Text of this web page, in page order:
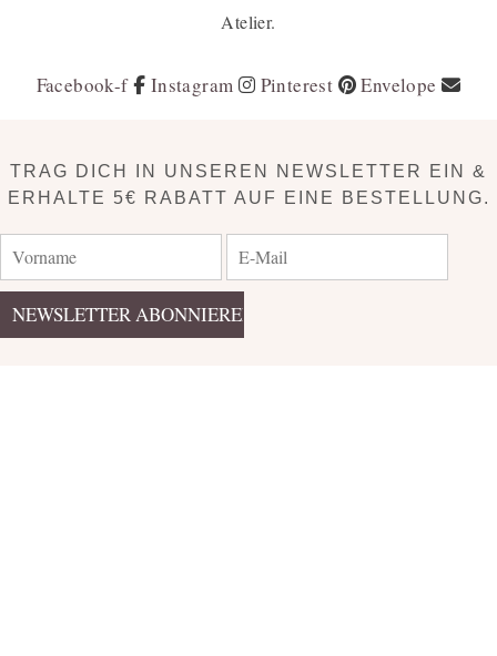
Atelier.
Facebook-f Instagram Pinterest Envelope
TRAG DICH IN UNSEREN NEWSLETTER EIN &
ERHALTE 5€ RABATT AUF EINE BESTELLUNG.